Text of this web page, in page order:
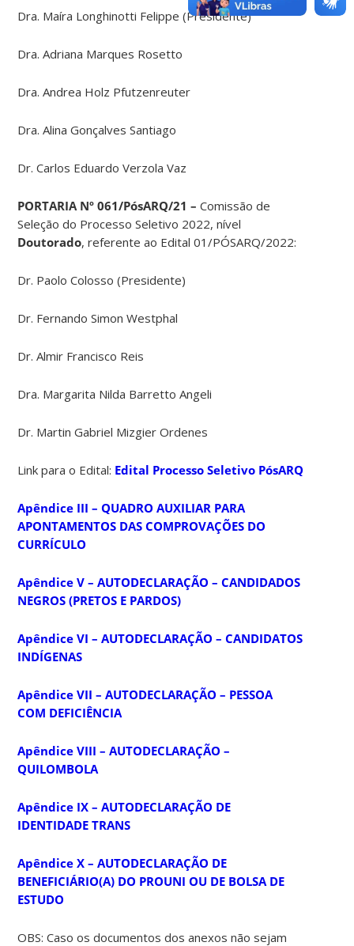
Dra. Maíra Longhinotti Felippe (Presidente)
Dra. Adriana Marques Rosetto
Dra. Andrea Holz Pfutzenreuter
Dra. Alina Gonçalves Santiago
Dr. Carlos Eduardo Verzola Vaz
PORTARIA Nº 061/PósARQ/21 –Comissão de
Seleção do Processo Seletivo 2022, nível
Doutorado, referente ao Edital 01/PÓSARQ/2022:
Dr. Paolo Colosso (Presidente)
Dr. Fernando Simon Westphal
Dr. Almir Francisco Reis
Dra. Margarita Nilda Barretto Angeli
Dr. Martin Gabriel Mizgier Ordenes
Link para o Edital: Edital Processo Seletivo PósARQ
Apêndice III – QUADRO AUXILIAR PARA
APONTAMENTOS DAS COMPROVAÇÕES DO
CURRÍCULO
Apêndice V – AUTODECLARAÇÃO – CANDIDADOS
NEGROS (PRETOS E PARDOS)
Apêndice VI – AUTODECLARAÇÃO – CANDIDATOS
INDÍGENAS
Apêndice VII – AUTODECLARAÇÃO – PESSOA
COM DEFICIÊNCIA
Apêndice VIII – AUTODECLARAÇÃO –
QUILOMBOLA
Apêndice IX – AUTODECLARAÇÃO DE
IDENTIDADE TRANS
Apêndice X – AUTODECLARAÇÃO DE
BENEFICIÁRIO(A) DO PROUNI OU DE BOLSA DE
ESTUDO
OBS: Caso os documentos dos anexos não sejam